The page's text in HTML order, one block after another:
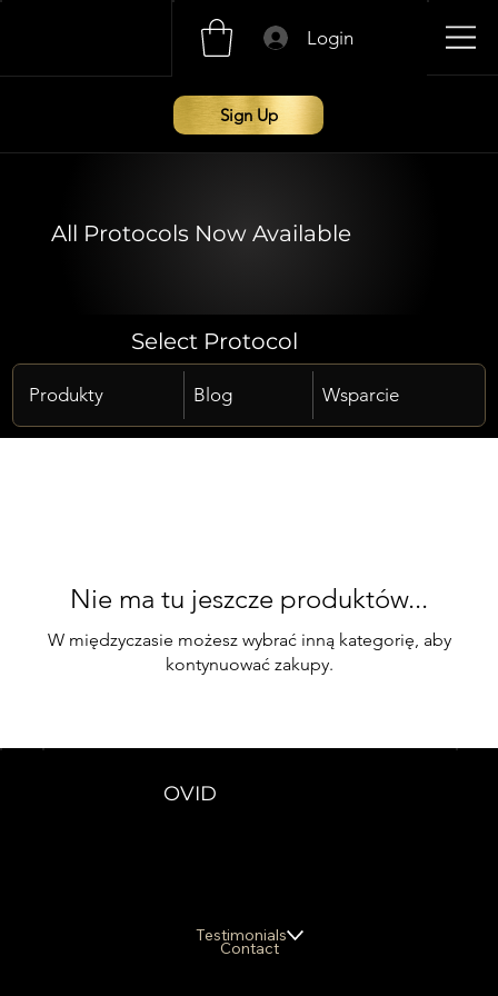
Login
Sign Up
All Protocols Now Available
Select Protocol
Produkty Blog Wsparcie
Nie ma tu jeszcze produktów...
W międzyczasie możesz wybrać inną kategorię, aby
kontynuować zakupy.
OVID
Testimonials
Contact